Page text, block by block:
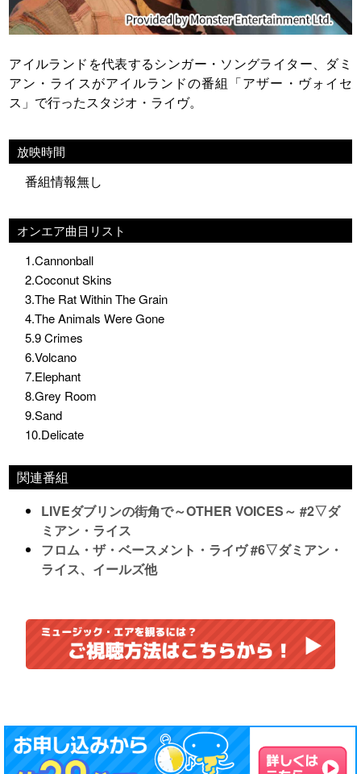
アイルランドを代表するシンガー・ソングライター、ダミ
アン・ライスがアイルランドの番組「アザー・ヴォイセ
ス」で行ったスタジオ・ライヴ。
放映時間
番組情報無し
オンエア曲目リスト
1.Cannonball
2.Coconut Skins
3.The Rat Within The Grain
4.The Animals Were Gone
5.9 Crimes
6.Volcano
7.Elephant
8.Grey Room
9.Sand
10.Delicate
関連番組
LIVEダブリンの街角で～OTHER VOICES～ #2▽ダ
ミアン・ライス
フロム・ザ・ベースメント・ライヴ #6▽ダミアン・
ライス、イールズ他